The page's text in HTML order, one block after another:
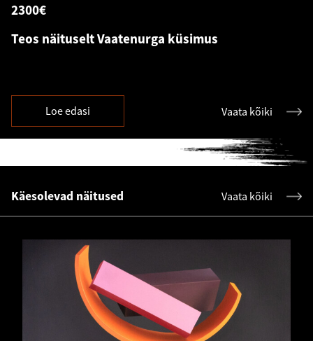
2300€
Teos näituselt Vaatenurga küsimus
Loe edasi Vaata kõiki
Käesolevad näitused Vaata kõiki